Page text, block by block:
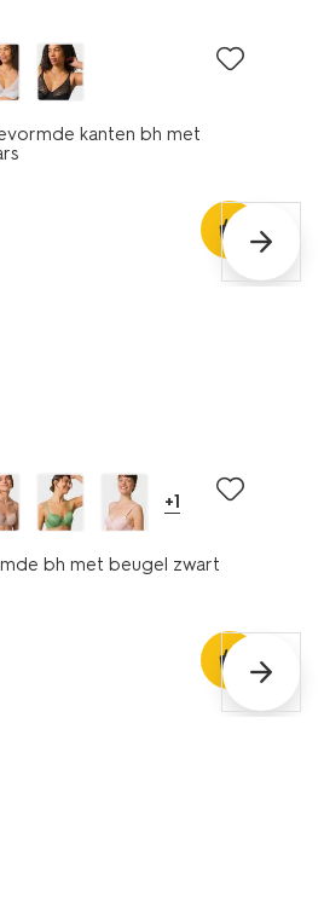
kanten bh met
+1
bh met beugel zwart